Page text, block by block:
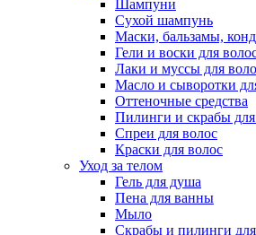
Шампуни
Сухой шампунь
Маски, бальзамы,
Гели и воски для
Лаки и муссы для
Масло и сыворотки
Оттеночные средства
Пилинги и скрабы
Спреи для волос
Краски для волос
Уход за телом
Гель для душа
Пена для ванны
Мыло
Скрабы и пилинги для